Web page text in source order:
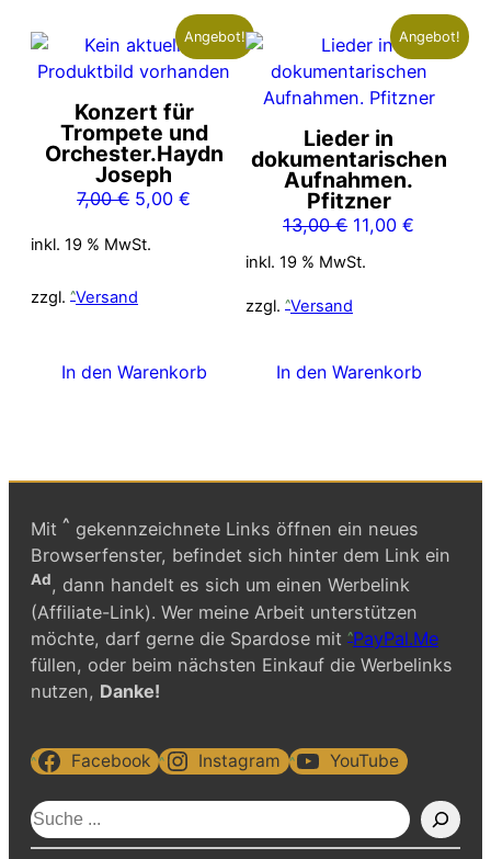
Angebot!
Konzert für
Trompete und
Orchester.Haydn
Joseph
7,00€ Ursprünglicher
war:
5,00€
inkl. 19 % MwSt.
zzgl. Versand
In den Warenkorb
Angebot!
Lieder in
dokumentarischen
Aufnahmen.
Pfitzner
13,00€ Ursprünglicher
Preis
11,00€
inkl. 19 % MwSt.
zzgl. Versand
In den Warenkorb
Mit ^ gekennzeichnete Links öffnen ein neues
Browserfenster, befindet sich hinter dem Link ein
Ad, dann handelt es sich um einen Werbelink
(Affiliate-Link). Wer meine Arbeit unterstützen
möchte, darf gerne die Spardose mit PayPal.Me
füllen, oder beim nächsten Einkauf die Werbelinks
nutzen, Danke!
Facebook Instagram YouTube
S
u